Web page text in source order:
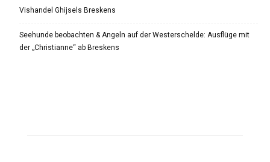
Vishandel Ghijsels Breskens
Seehunde beobachten & Angeln auf der Westerschelde: Ausflüge mit
der „Christianne“ ab Breskens